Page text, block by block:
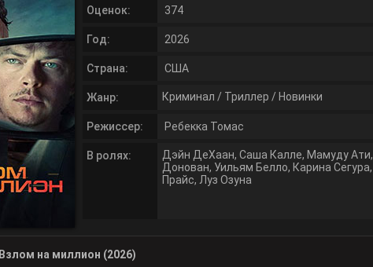
Оценок: 374
Год: 2026
Страна: США
Жанр: Криминал / Триллер / Новинки
Режиссер: Ребекка Томас
В ролях: Дэйн ДеХаан, Саша Калле, Мамуду Ати,
Донован, Уильям Белло, Карина Сегура,
Прайс, Луз Озуна
Взлом на миллион (2026)